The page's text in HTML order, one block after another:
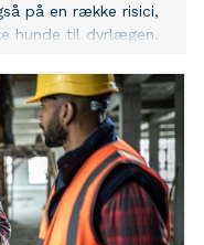
på en række risici,
hunde til dyrlægen.
hvordan du